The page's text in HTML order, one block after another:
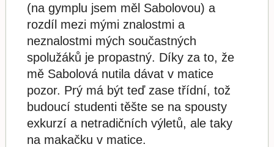
(na gymplu jsem měl Sabolovou) a
rozdíl mezi mými znalostmi a
neznalostmi mých součastných
spolužáků je propastný. Díky za to, že
mě Sabolová nutila dávat v matice
pozor. Prý má být teď zase třídní, tož
budoucí studenti těšte se na spousty
exkurzí a netradičních výletů, ale taky
na makačku v matice.